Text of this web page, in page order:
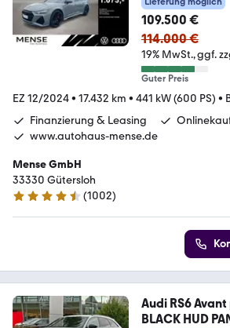
109.500 €
114.000 €
19% MwSt. ggf.
Guter Preis
EZ 12/2024• 17.432 km • 441 kW (600 PS) •
Finanzierung & Leasing
www.autohaus-mense.de
Mense GmbH
33330 Gütersloh
4.7 Sterne
(1002)
Audi RS6
BLACK HUD